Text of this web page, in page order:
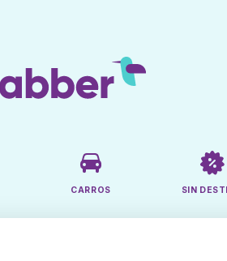
CARROS SIN